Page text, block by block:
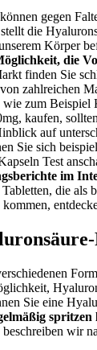
gegen
die
Körper
die
finden Sie
zahlreichen
zum Beispiel
kaufen,
auf
Sie sich
Test
im
die als
Sie eine
spritzen
wir